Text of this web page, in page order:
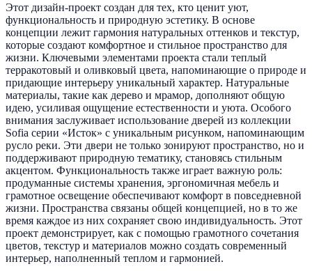
Этот дизайн-проект создан для тех, кто ценит уют,
функциональность и природную эстетику. В основе
концепции лежит гармония натуральных оттенков и текстур,
которые создают комфортное и стильное пространство для
жизни. Ключевыми элементами проекта стали теплый
терракотовый и оливковый цвета, напоминающие о природе и
придающие интерьеру уникальный характер. Натуральные
материалы, такие как дерево и мрамор, дополняют общую
идею, усиливая ощущение естественности и уюта. Особого
внимания заслуживает использование дверей из коллекции
Sofia серии «Исток» с уникальным рисунком, напоминающим
русло реки. Эти двери не только зонируют пространство, но и
поддерживают природную тематику, становясь стильным
акцентом. Функциональность также играет важную роль:
продуманные системы хранения, эргономичная мебель и
грамотное освещение обеспечивают комфорт в повседневной
жизни. Пространства связаны общей концепцией, но в то же
время каждое из них сохраняет свою индивидуальность. Этот
проект демонстрирует, как с помощью грамотного сочетания
цветов, текстур и материалов можно создать современный
интерьер, наполненный теплом и гармонией.